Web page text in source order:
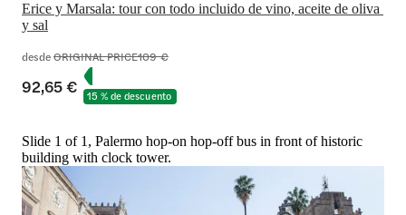
Erice y Marsala: tour con todo incluido de vino, aceite de oliva
y sal
desdeORIGINAL PRICE109 €
92,65 € 15 % de descuento
Slide 1 of 1, Palermo hop-on hop-off bus in front of historic
building with clock tower.